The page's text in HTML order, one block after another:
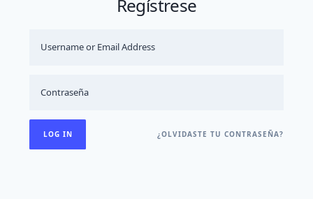
Regístrese
¿OLVIDASTE TU CONTRASEÑA?